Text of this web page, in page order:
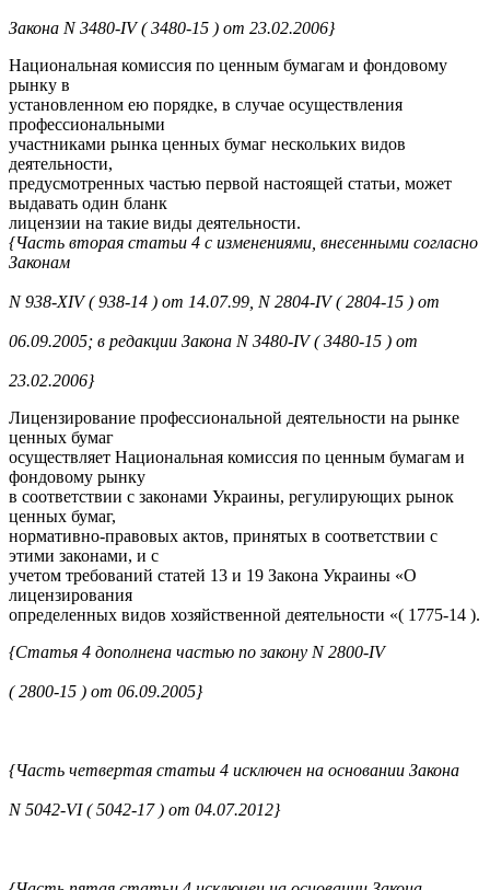
Закона N 3480-IV ( 3480-15 ) от 23.02.2006}
Национальная комиссия по ценным бумагам и фондовому
рынку в
установленном ею порядке, в случае осуществления
профессиональными
участниками рынка ценных бумаг нескольких видов
деятельности,
предусмотренных частью первой настоящей статьи, может
выдавать один бланк
лицензии на такие виды деятельности.
{Часть вторая статьи 4 с изменениями, внесенными согласно
Законам
N 938-XIV ( 938-14 ) от 14.07.99, N 2804-IV ( 2804-15 ) от
06.09.2005; в редакции Закона N 3480-IV ( 3480-15 ) от
23.02.2006}
Лицензирование профессиональной деятельности на рынке
ценных бумаг
осуществляет Национальная комиссия по ценным бумагам и
фондовому рынку
в соответствии с законами Украины, регулирующих рынок
ценных бумаг,
нормативно-правовых актов, принятых в соответствии с
этими законами, и с
учетом требований статей 13 и 19 Закона Украины «О
лицензирования
определенных видов хозяйственной деятельности «( 1775-14 ).
{Статья 4 дополнена частью по закону N 2800-IV
( 2800-15 ) от 06.09.2005}
{Часть четвертая статьи 4 исключен на основании Закона
N 5042-VI ( 5042-17 ) от 04.07.2012}